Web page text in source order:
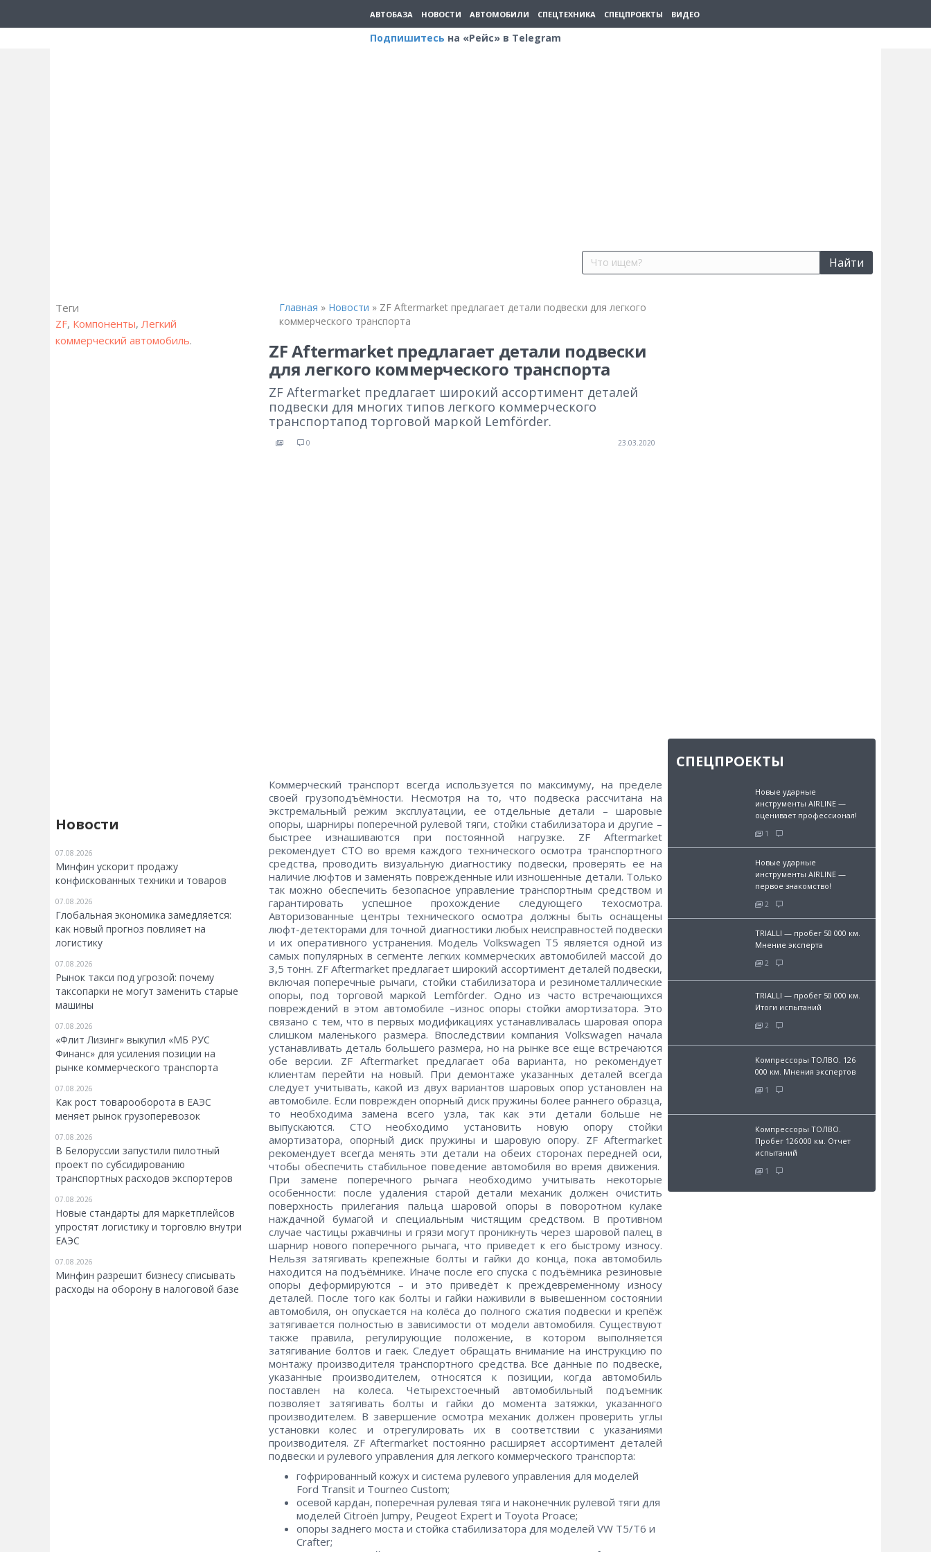
АВТОБАЗА НОВОСТИ АВТОМОБИЛИ СПЕЦТЕХНИКА СПЕЦПРОЕКТЫ ВИДЕО
Подпишитесь на «Рейс» в Telegram
Найти
Теги
ZF, Компоненты, Легкий
коммерческий автомобиль.
Новости
07.08.2026
Минфин ускорит продажу
конфискованных техники и товаров
07.08.2026
Глобальная экономика замедляется:
как новый прогноз повлияет на
логистику
07.08.2026
Рынок такси под угрозой: почему
таксопарки не могут заменить старые
машины
07.08.2026
«Флит Лизинг» выкупил «МБ РУС
Финанс» для усиления позиции на
рынке коммерческого транспорта
07.08.2026
Как рост товарооборота в ЕАЭС
меняет рынок грузоперевозок
07.08.2026
В Белоруссии запустили пилотный
проект по субсидированию
транспортных расходов экспортеров
07.08.2026
Новые стандарты для маркетплейсов
упростят логистику и торговлю внутри
ЕАЭС
07.08.2026
Минфин разрешит бизнесу списывать
расходы на оборону в налоговой базе
Главная » Новости » ZF Aftermarket предлагает детали подвески для легкого
коммерческого транспорта
ZF Aftermarket предлагает детали подвески
для легкого коммерческого транспорта
ZF Aftermarket предлагает широкий ассортимент деталей
подвески для многих типов легкого коммерческого
транспортапод торговой маркой Lemförder.
0 23.03.2020
Коммерческий транспорт всегда используется по максимуму, на пределе
своей грузоподъёмности. Несмотря на то, что подвеска рассчитана на
экстремальный режим эксплуатации, ее отдельные детали – шаровые
опоры, шарниры поперечной рулевой тяги, стойки стабилизатора и другие –
быстрее изнашиваются при постоянной нагрузке. ZF Aftermarket
рекомендует СТО во время каждого технического осмотра транспортного
средства, проводить визуальную диагностику подвески, проверять ее на
наличие люфтов и заменять поврежденные или изношенные детали. Только
так можно обеспечить безопасное управление транспортным средством и
гарантировать успешное прохождение следующего техосмотра.
Авторизованные центры технического осмотра должны быть оснащены
люфт-детекторами для точной диагностики любых неисправностей подвески
и их оперативного устранения. Модель Volkswagen T5 является одной из
самых популярных в сегменте легких коммерческих автомобилей массой до
3,5 тонн. ZF Aftermarket предлагает широкий ассортимент деталей подвески,
включая поперечные рычаги, стойки стабилизатора и резинометаллические
опоры, под торговой маркой Lemförder. Одно из часто встречающихся
повреждений в этом автомобиле –износ опоры стойки амортизатора. Это
связано с тем, что в первых модификациях устанавливалась шаровая опора
слишком маленького размера. Впоследствии компания Volkswagen начала
устанавливать деталь большего размера, но на рынке все еще встречаются
обе версии. ZF Aftermarket предлагает оба варианта, но рекомендует
клиентам перейти на новый. При демонтаже указанных деталей всегда
следует учитывать, какой из двух вариантов шаровых опор установлен на
автомобиле. Если поврежден опорный диск пружины более раннего образца,
то необходима замена всего узла, так как эти детали больше не
выпускаются. СТО необходимо установить новую опору стойки
амортизатора, опорный диск пружины и шаровую опору. ZF Aftermarket
рекомендует всегда менять эти детали на обеих сторонах передней оси,
чтобы обеспечить стабильное поведение автомобиля во время движения.
При замене поперечного рычага необходимо учитывать некоторые
особенности: после удаления старой детали механик должен очистить
поверхность прилегания пальца шаровой опоры в поворотном кулаке
наждачной бумагой и специальным чистящим средством. В противном
случае частицы ржавчины и грязи могут проникнуть через шаровой палец в
шарнир нового поперечного рычага, что приведет к его быстрому износу.
Нельзя затягивать крепежные болты и гайки до конца, пока автомобиль
находится на подъёмнике. Иначе после его спуска с подъёмника резиновые
опоры деформируются – и это приведёт к преждевременному износу
деталей. После того как болты и гайки наживили в вывешенном состоянии
автомобиля, он опускается на колёса до полного сжатия подвески и крепёж
затягивается полностью в зависимости от модели автомобиля. Существуют
также правила, регулирующие положение, в котором выполняется
затягивание болтов и гаек. Следует обращать внимание на инструкцию по
монтажу производителя транспортного средства. Все данные по подвеске,
указанные производителем, относятся к позиции, когда автомобиль
поставлен на колеса. Четырехстоечный автомобильный подъемник
позволяет затягивать болты и гайки до момента затяжки, указанного
производителем. В завершение осмотра механик должен проверить углы
установки колес и отрегулировать их в соответствии с указаниями
производителя. ZF Aftermarket постоянно расширяет ассортимент деталей
подвески и рулевого управления для легкого коммерческого транспорта:
гофрированный кожух и система рулевого управления для моделей
Ford Transit и Tourneo Custom;
осевой кардан, поперечная рулевая тяга и наконечник рулевой тяги для
моделей Citroën Jumpy, Peugeot Expert и Toyota Proace;
опоры заднего моста и стойка стабилизатора для моделей VW T5/T6 и
Crafter;
СПЕЦПРОЕКТЫ
Новые ударные
инструменты AIRLINE —
оценивает профессионал!
1
Новые ударные
инструменты AIRLINE —
первое знакомство!
2
TRIALLI — пробег 50 000 км.
Мнение эксперта
2
TRIALLI — пробег 50 000 км.
Итоги испытаний
2
Компрессоры ТОЛВО. 126
000 км. Мнения экспертов
1
Компрессоры ТОЛВО.
Пробег 126 000 км. Отчет
испытаний
1